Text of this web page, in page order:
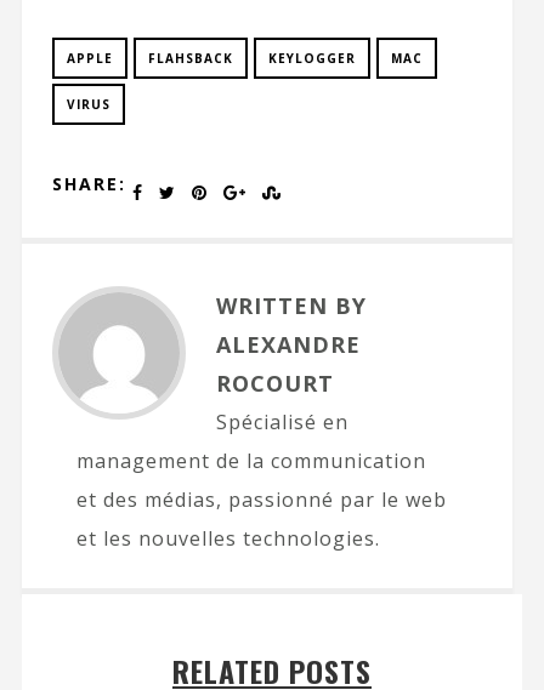
APPLE FLAHSBACK KEYLOGGER MAC
VIRUS
SHARE:
WRITTEN BY
ALEXANDRE
ROCOURT
Spécialisé en
management de la communication
et des médias, passionné par le web
et les nouvelles technologies.
RELATED POSTS